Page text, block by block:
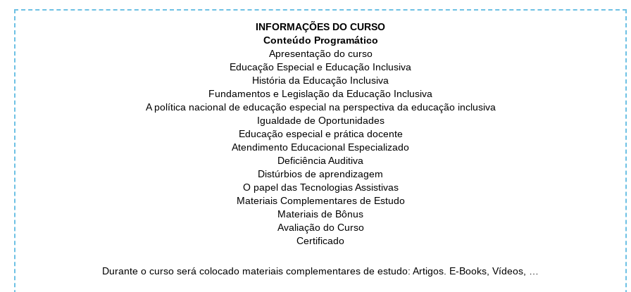
INFORMAÇÕES DO CURSO
Conteúdo Programático
Apresentação do curso
Educação Especial e Educação Inclusiva
História da Educação Inclusiva
Fundamentos e Legislação da Educação Inclusiva
A política nacional de educação especial na perspectiva da educação inclusiva
Igualdade de Oportunidades
Educação especial e prática docente
Atendimento Educacional Especializado
Deficiência Auditiva
Distúrbios de aprendizagem
O papel das Tecnologias Assistivas
Materiais Complementares de Estudo
Materiais de Bônus
Avaliação do Curso
Certificado
Durante o curso será colocado materiais complementares de estudo: Artigos. E-Books, Vídeos, …